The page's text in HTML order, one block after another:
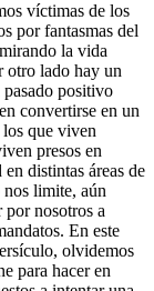
víctimas de los
por fantasmas del
la vida
otro lado hay un
positivo
convertirse en un
los que viven
presos en
distintas áreas de
nos limite, aún
por nosotros a
En este
olvidemos
para hacer en